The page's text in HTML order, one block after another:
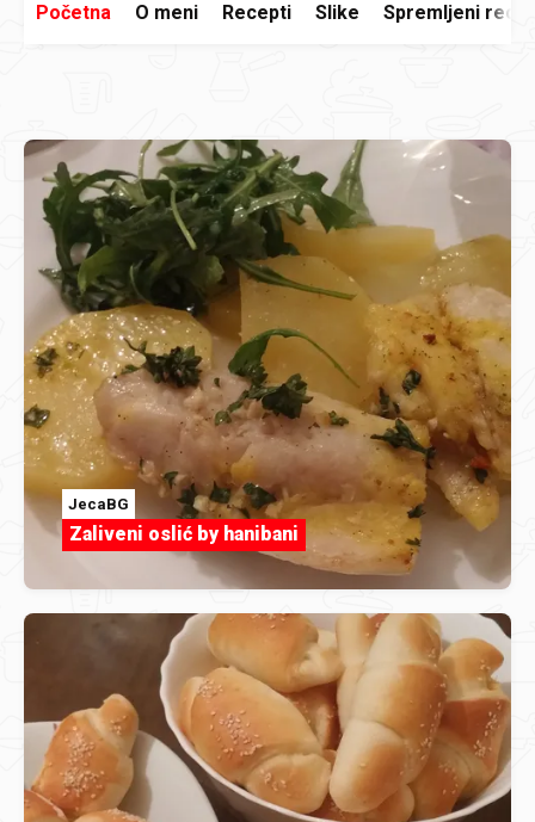
Početna O meni Recepti Slike Spremljeni
JecaBG
Zaliveni oslić by hanibani